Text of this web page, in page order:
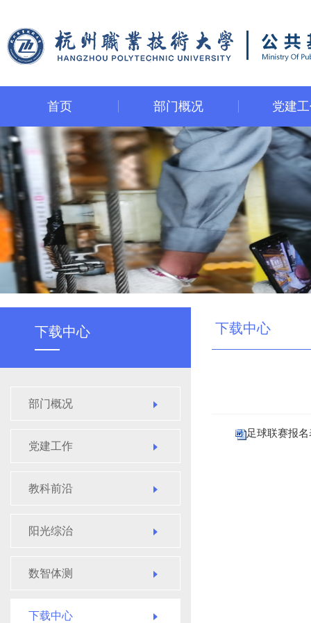
首页 部门概况 党建
下载中心
部门概况
党建工作
教科前沿
阳光综治
数智体测
下载中心
下载中心
足球联赛报